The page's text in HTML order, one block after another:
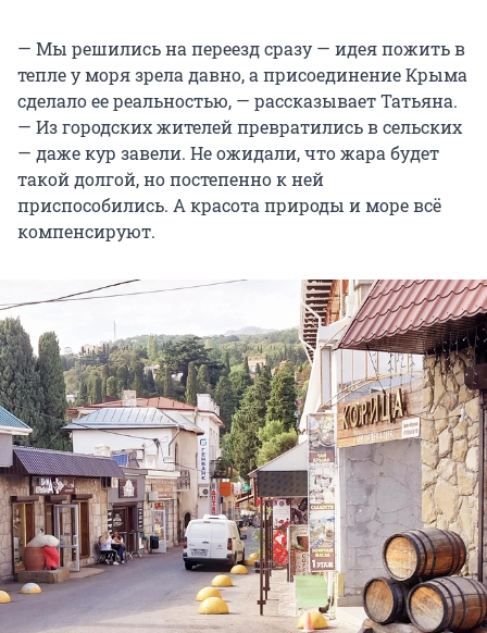
— Мы решились на переезд сразу — идея пожить в
тепле у моря зрела давно, а присоединение Крыма
сделало ее реальностью, — рассказывает Татьяна.
— Из городских жителей превратились в сельских
— даже кур завели. Не ожидали, что жара будет
такой долгой, но постепенно к ней
приспособились. А красота природы и море всё
компенсируют.